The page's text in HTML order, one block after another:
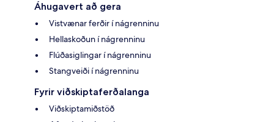
Áhugavert að gera
Vistvænar ferðir í nágrenninu
Hellaskoðun í nágrenninu
Flúðasiglingar í nágrenninu
Stangveiði í nágrenninu
Fyrir viðskiptaferðalanga
Viðskiptamiðstöð